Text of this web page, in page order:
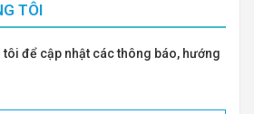
TÔI
tôi để cập nhật các thông báo, hướng